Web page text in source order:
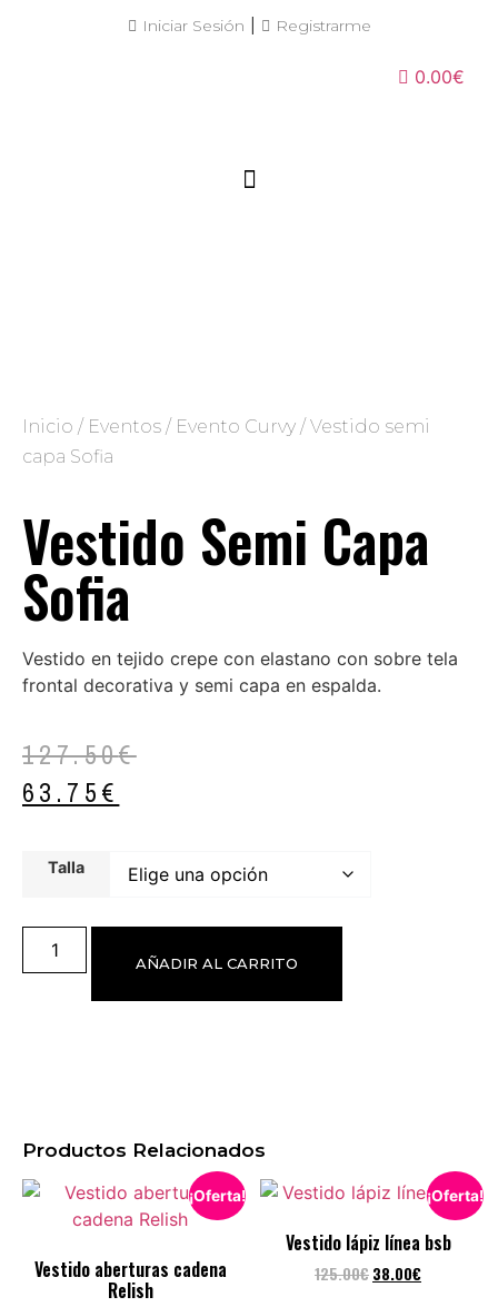
Iniciar Sesión Registrarme
0.00€
Inicio / Eventos / Evento Curvy / Vestido semi
capa Sofia
Vestido Semi Capa
Sofia
Vestido en tejido crepe con elastano con sobre tela
frontal decorativa y semi capa en espalda.
127.50€
63.75€
Talla
AÑADIR AL CARRITO
Productos Relacionados
¡Oferta!
Vestido aberturas cadena
Relish
¡Oferta!
Vestido lápiz línea bsb
125.00€ 38.00€